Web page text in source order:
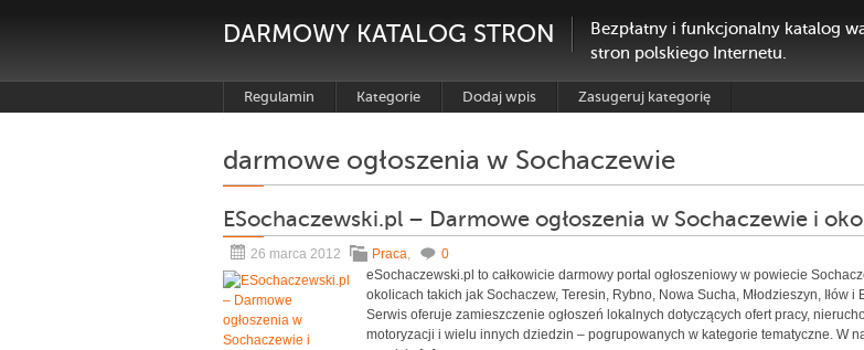
DARMOWY KATALOG STRON
Bezpłatny i funkcjonalny katalog
stron polskiego Internetu.
Regulamin Kategorie Dodaj wpis Zasugeruj kategorię
darmowe ogłoszenia w Sochaczewie
ESochaczewski.pl – Darmowe ogłoszenia w Sochaczewie i
26 marca 2012 Praca,
0
eSochaczewski.pl to całkowicie darmowy portal ogłoszeniowy w powiecie
okolicach takich jak Sochaczew, Teresin, Rybno, Nowa Sucha, Młodzieszyn, Iłów i
Serwis oferuje zamieszczenie ogłoszeń lokalnych dotyczących ofert pracy,
motoryzacji i wielu innych dziedzin – pogrupowanych w kategorie tematyczne. W